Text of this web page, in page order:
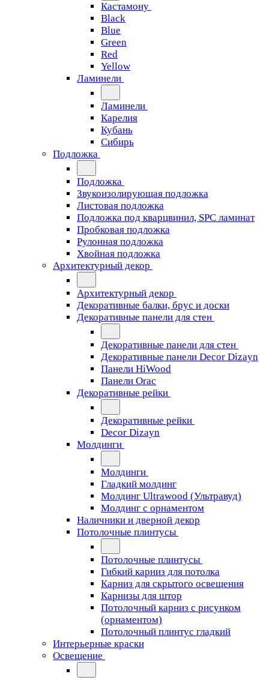
Кастамону
Black
Blue
Green
Red
Yellow
Ламинели
Ламинели
Карелия
Кубань
Сибирь
Подложка
Подложка
Звукоизолирующая подложка
Листовая подложка
Подложка под кварцвинил, SPC ламинат
Пробковая подложка
Рулонная подложка
Хвойная подложка
Архитектурный декор
Архитектурный декор
Декоративные балки, брус и доски
Декоративные панели для стен
Декоративные панели для стен
Декоративные панели Decor Dizayn
Панели HiWood
Панели Orac
Декоративные рейки
Декоративные рейки
Decor Dizayn
Молдинги
Молдинги
Гладкий молдинг
Молдинг Ultrawood (Ультравуд)
Молдинг с орнаментом
Наличники и дверной декор
Потолочные плинтусы
Потолочные плинтусы
Гибкий карниз для потолка
Карниз для скрытого освещения
Карнизы для штор
Потолочный карниз с рисунком
(орнаментом)
Потолочный плинтус гладкий
Интерьерные краски
Освещение